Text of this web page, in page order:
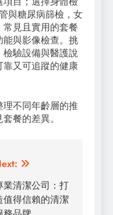
與糖尿病篩檢，女
見且實用的套餐
與影像檢查。挑
驗設備與醫護說
又可追蹤的健康
不同年齡層的推
餐的差異。
業清潔公司：打
值得信賴的清潔